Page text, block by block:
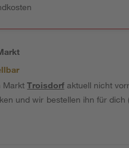
MarktTroisdorfaktuell nicht
und wir bestellen ihn für dich